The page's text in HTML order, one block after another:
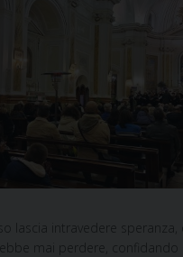
lascia intravedere speranza,
mai perdere, confidando